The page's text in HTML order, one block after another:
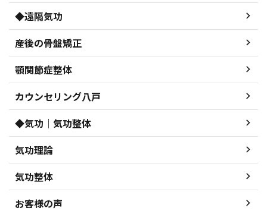
◆遠隔気功
産後の骨盤矯正
顎関節症整体
カウンセリング八戸
◆気功｜気功整体
気功理論
気功整体
お客様の声